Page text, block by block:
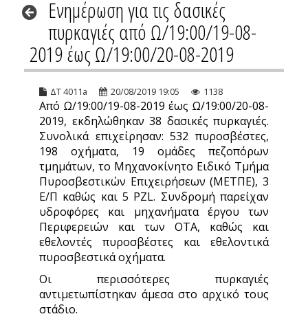
Ενημέρωση για τις δασικές
πυρκαγιές από Ω/19:00/19-08-
2019 έως Ω/19:00/20-08-2019
ΔΤ 4011a 20/08/2019 19:05 1138
Από Ω/19:00/19-08-2019 έως Ω/19:00/20-08-
2019, εκδηλώθηκαν 38 δασικές πυρκαγιές.
Συνολικά επιχείρησαν: 532 πυροσβέστες,
198 οχήματα, 19 ομάδες πεζοπόρων
τμημάτων, το Μηχανοκίνητο Ειδικό Τμήμα
Πυροσβεστικών Επιχειρήσεων (ΜΕΤΠΕ), 3
Ε/Π καθώς και 5 PZL. Συνδρομή παρείχαν
υδροφόρες και μηχανήματα έργου των
Περιφερειών και των ΟΤΑ, καθώς και
εθελοντές πυροσβέστες και εθελοντικά
πυροσβεστικά οχήματα.
Οι περισσότερες πυρκαγιές
αντιμετωπίστηκαν άμεσα στο αρχικό τους
στάδιο.